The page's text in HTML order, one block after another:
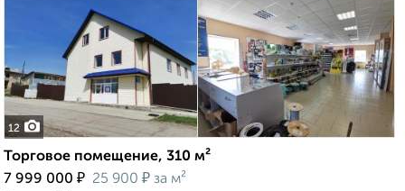
12
Торговое помещение, 310 м²
7 999 000 ₽ 25 900 ₽ за м²